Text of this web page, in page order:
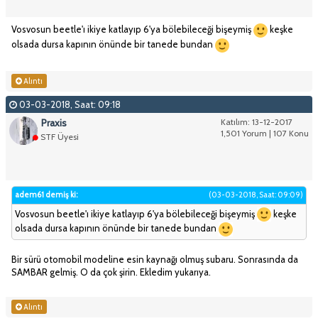
Vosvosun beetle'ı ikiye katlayıp 6'ya bölebileceği bişeymiş
keşke
olsada dursa kapının önünde bir tanede bundan
Alıntı
03-03-2018, Saat: 09:18
Katılım: 13-12-2017
1,501 Yorum | 107 Konu
Praxis
STF Üyesi
(03-03-2018, Saat: 09:09)
adem61 demiş ki:
Vosvosun beetle'ı ikiye katlayıp 6'ya bölebileceği bişeymiş
keşke
olsada dursa kapının önünde bir tanede bundan
Bir sürü otomobil modeline esin kaynağı olmuş subaru. Sonrasında da
SAMBAR gelmiş. O da çok şirin. Ekledim yukarıya.
Alıntı